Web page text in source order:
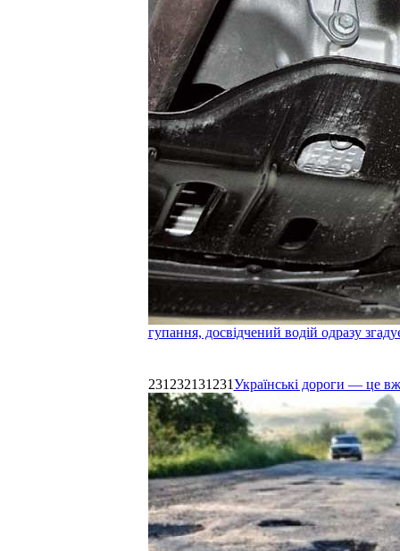
гупання, досвідчений водій одразу
231232131231Українські дороги — це